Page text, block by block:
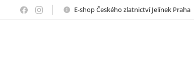
E-shop Českého zlatnictví Jelínek Praha